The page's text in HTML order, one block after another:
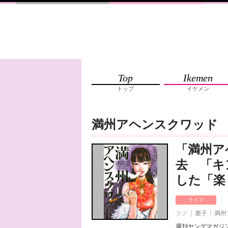
Top
トップ
Ikemen
イケメン
満州アヘンスクワッド
「満州
去 「キ
した「
ライフ
タグ 鹿子 満州